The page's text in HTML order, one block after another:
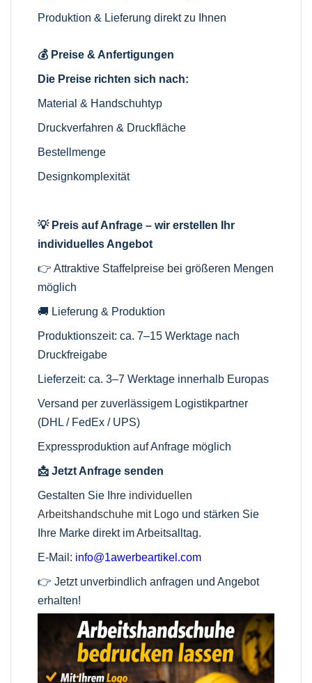
Produktion & Lieferung direkt zu Ihnen
💰 Preise & Anfertigungen
Die Preise richten sich nach:
Material & Handschuhtyp
Druckverfahren & Druckfläche
Bestellmenge
Designkomplexität
💡 Preis auf Anfrage – wir erstellen Ihr
individuelles Angebot
👉 Attraktive Staffelpreise bei größeren Mengen
möglich
🚚 Lieferung & Produktion
Produktionszeit: ca. 7–15 Werktage nach
Druckfreigabe
Lieferzeit: ca. 3–7 Werktage innerhalb Europas
Versand per zuverlässigem Logistikpartner
(DHL / FedEx / UPS)
Expressproduktion auf Anfrage möglich
📩 Jetzt Anfrage senden
Gestalten Sie Ihre individuellen
Arbeitshandschuhe mit Logo und stärken Sie
Ihre Marke direkt im Arbeitsalltag.
E-Mail: info@1awerbeartikel.com
👉 Jetzt unverbindlich anfragen und Angebot
erhalten!